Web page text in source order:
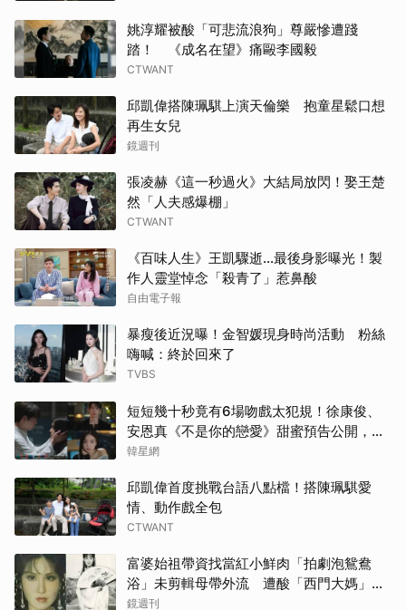
姚淳耀被酸「可悲流浪狗」尊嚴慘遭踐
踏！ 《成名在望》痛毆李國毅
CTWANT
邱凱偉搭陳珮騏上演天倫樂 抱童星鬆口想
再生女兒
鏡週刊
張凌赫《這一秒過火》大結局放閃！娶王楚
然「人夫感爆棚」
CTWANT
《百味人生》王凱驟逝…最後身影曝光！製
作人靈堂悼念「殺青了」惹鼻酸
自由電子報
暴瘦後近況曝！金智媛現身時尚活動 粉絲
嗨喊：終於回來了
TVBS
短短幾十秒竟有6場吻戲太犯規！徐康俊、
安恩真《不是你的戀愛》甜蜜預告公開，網
友直呼：太期待了！
韓星網
邱凱偉首度挑戰台語八點檔！搭陳珮騏愛
情、動作戲全包
CTWANT
富婆始祖帶資找當紅小鮮肉「拍劇泡鴛鴦
浴」未剪輯母帶外流 遭酸「西門大媽」真
實年齡曝
鏡週刊